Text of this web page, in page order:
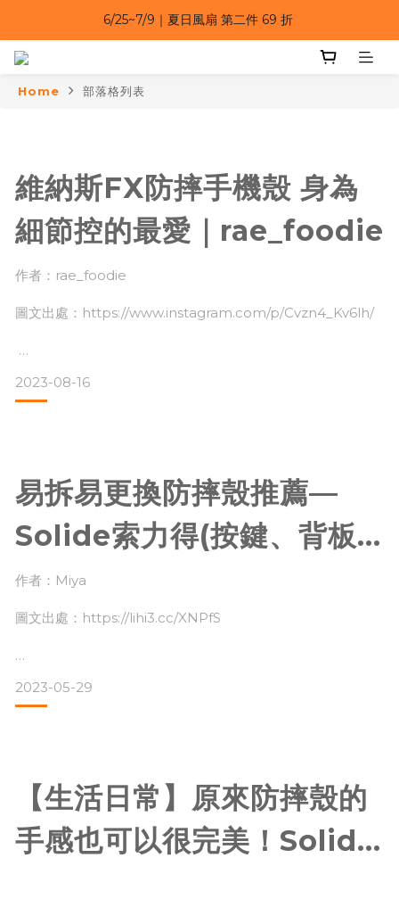
6/25~7/9｜夏日風扇 第二件 69 折
6/25~7/9｜夏日風扇 第二件 69 折
6/25~7/9｜夏日風扇 第二件 69 折
Home 部落格列表
維納斯FX防摔手機殼 身為
細節控的最愛｜rae_foodie
作者：rae_foodie
圖文出處：https://www.instagram.com/p/Cvzn4_Kv6lh/
因為防摔殼不是一體成型的，背面只有一塊背板，所以比先前
用的他牌防摔殼真的輕了很多!!! (減輕手腕負擔)
☃ www.solide.com.tw
這次選擇雅痞灰，使用起來非常百搭也很有質感，顏色調的超
2023-08-16
易拆易更換防摔殼推薦—
Solide索力得(按鍵、背板
皆可更換)｜Miya
作者：Miya
圖文出處：https://lihi3.cc/XNPfS
只是每一次換手機時還是忍不住心痛一下價格
畢竟一支iPhone可是貴桑桑防摔殼絕對是必備的！
說到防摔殼品牌「Solide 索力得」絕對佔有一席之地
2023-05-29
【生活日常】原來防摔殼的
手感也可以很完美！Solide